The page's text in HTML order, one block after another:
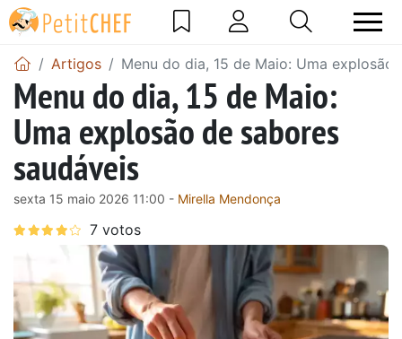
Artigos Menu do dia, 15 de Maio: Uma explosão
Menu do dia, 15 de Maio:
Uma explosão de sabores
saudáveis
sexta 15 maio 2026 11:00 - Mirella Mendonça